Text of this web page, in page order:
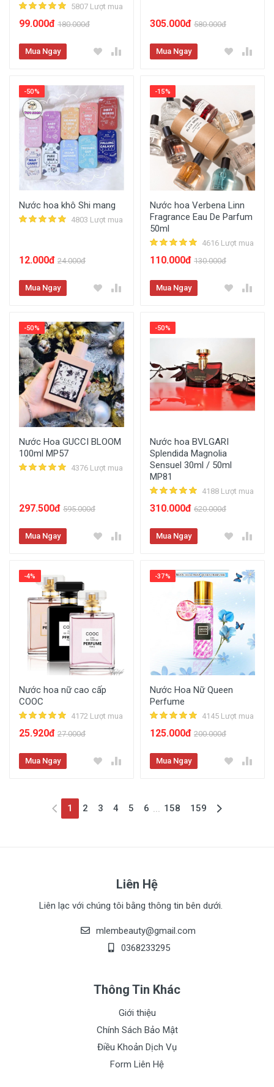
5807 Lượt mua
99.000đ 180.000đ
Mua Ngay
305.000đ 580.000đ
Mua Ngay
-50%
Nước hoa khô Shi mang
4803 Lượt mua
12.000đ 24.000đ
Mua Ngay
-15%
Nước hoa Verbena Linn
Fragrance Eau De Parfum
50ml
4616 Lượt mua
110.000đ 130.000đ
Mua Ngay
-50%
Nước Hoa GUCCI BLOOM
100ml MP57
4376 Lượt mua
297.500đ 595.000đ
Mua Ngay
-50%
Nước hoa BVLGARI
Splendida Magnolia
Sensuel 30ml / 50ml
MP81
4188 Lượt mua
310.000đ 620.000đ
Mua Ngay
-4%
Nước hoa nữ cao cấp
COOC
4172 Lượt mua
25.920đ 27.000đ
Mua Ngay
-37%
Nước Hoa Nữ Queen
Perfume
4145 Lượt mua
125.000đ 200.000đ
Mua Ngay
1 (current)
2 3 4 5 6 ... 158 159
Liên Hệ
Liên lạc với chúng tôi bằng thông tin bên dưới.
mlembeauty@gmail.com
0368233295
Thông Tin Khác
Giới thiệu
Chính Sách Bảo Mật
Điều Khoản Dịch Vụ
Form Liên Hệ